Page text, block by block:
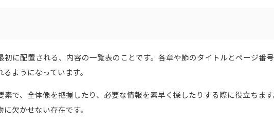
に配置される、内容の一覧表のことです。各章や節のタイトルとページ番
ようになっています。
で、全体像を把握したり、必要な情報を素早く探したりする際に役立ちま
欠かせない存在です。